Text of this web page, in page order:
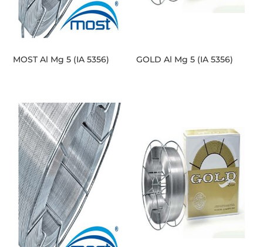
MOST Al Mg 5 (IA 5356) GOLD Al Mg 5 (IA 5356)